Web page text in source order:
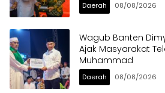
Daerah 08/08/2026
Wagub Banten
Ajak Masyarakat
Muhammad
Daerah 08/08/2026